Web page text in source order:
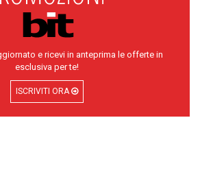
e ricevi in anteprima le offerte in
esclusiva per te!
ISCRIVITI ORA